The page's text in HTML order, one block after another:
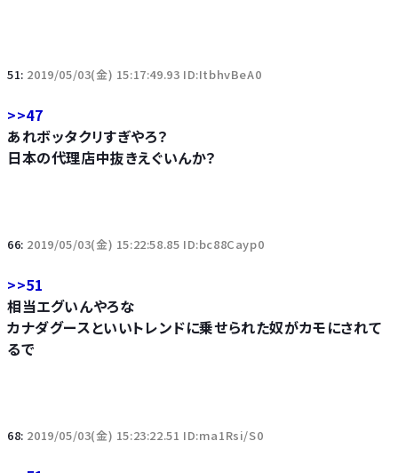
51: 2019/05/03(金) 15:17:49.93 ID:ItbhvBeA0
>>47
あれボッタクリすぎやろ？
日本の代理店中抜きえぐいんか？
66: 2019/05/03(金) 15:22:58.85 ID:bc88Cayp0
>>51
相当エグいんやろな
カナダグースといいトレンドに乗せられた奴がカモにされて
るで
68: 2019/05/03(金) 15:23:22.51 ID:ma1Rsi/S0